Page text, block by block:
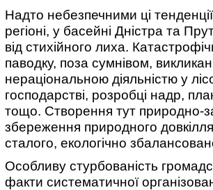
Надто небезпечними ці
регіоні, у басейні Дністра та
від стихійного лиха.
паводку, поза сумнівом,
нераціональною діяльністю у
господарстві, розробці надр,
тощо. Створення тут природно-
збереження природного
сталого, екологічно
Особливу стурбованість
факти систематичної